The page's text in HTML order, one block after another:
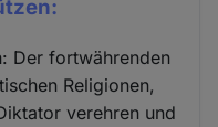
Der fortwährenden
Religionen,
verehren und